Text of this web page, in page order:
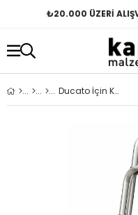
₺20.000 ÜZERİ
Ducato İçin Katlanır Bagaj Merdiveni 5 Basamak Alüminyum - Gri